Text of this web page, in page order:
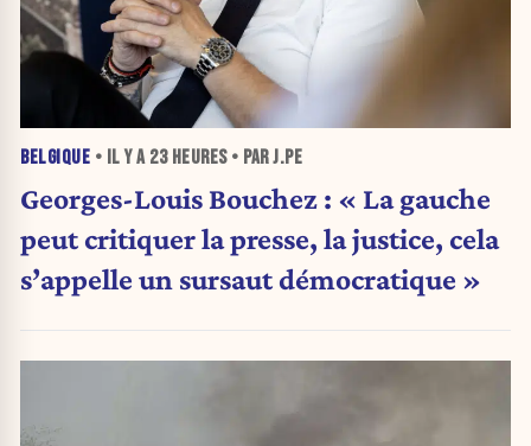
BELGIQUE • IL Y A 23 HEURES• PAR J.PE
Georges-Louis Bouchez : « La gauche
peut critiquer la presse, la justice, cela
s’appelle un sursaut démocratique »